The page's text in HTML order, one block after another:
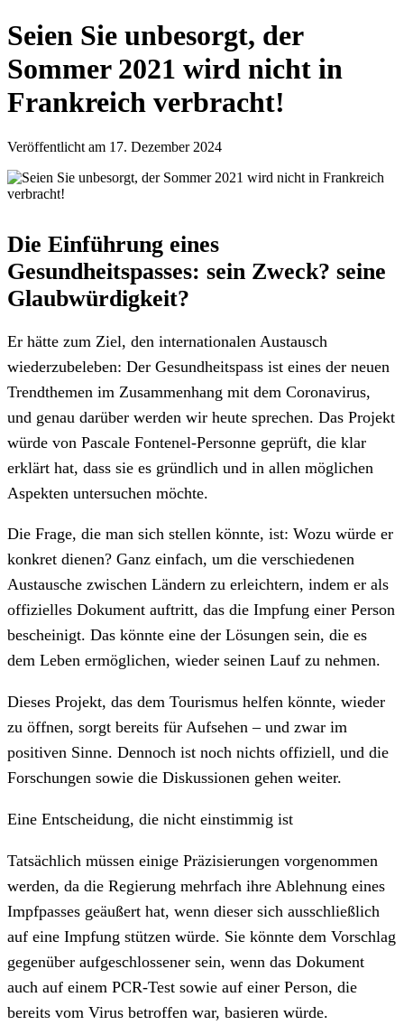
Seien Sie unbesorgt, der
Sommer 2021 wird nicht in
Frankreich verbracht!
Veröffentlicht am 17. Dezember 2024
Die Einführung eines
Gesundheitspasses: sein Zweck? seine
Glaubwürdigkeit?
Er hätte zum Ziel, den internationalen Austausch
wiederzubeleben: Der Gesundheitspass ist eines der neuen
Trendthemen im Zusammenhang mit dem Coronavirus,
und genau darüber werden wir heute sprechen. Das Projekt
würde von Pascale Fontenel-Personne geprüft, die klar
erklärt hat, dass sie es gründlich und in allen möglichen
Aspekten untersuchen möchte.
Die Frage, die man sich stellen könnte, ist: Wozu würde er
konkret dienen? Ganz einfach, um die verschiedenen
Austausche zwischen Ländern zu erleichtern, indem er als
offizielles Dokument auftritt, das die Impfung einer Person
bescheinigt. Das könnte eine der Lösungen sein, die es
dem Leben ermöglichen, wieder seinen Lauf zu nehmen.
Dieses Projekt, das dem Tourismus helfen könnte, wieder
zu öffnen, sorgt bereits für Aufsehen – und zwar im
positiven Sinne. Dennoch ist noch nichts offiziell, und die
Forschungen sowie die Diskussionen gehen weiter.
Eine Entscheidung, die nicht einstimmig ist
Tatsächlich müssen einige Präzisierungen vorgenommen
werden, da die Regierung mehrfach ihre Ablehnung eines
Impfpasses geäußert hat, wenn dieser sich ausschließlich
auf eine Impfung stützen würde. Sie könnte dem Vorschlag
gegenüber aufgeschlossener sein, wenn das Dokument
auch auf einem PCR-Test sowie auf einer Person, die
bereits vom Virus betroffen war, basieren würde.